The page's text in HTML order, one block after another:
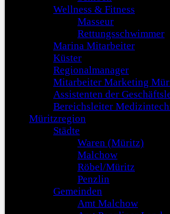
Wellness & Fitness
Masseur
Rettungsschwimmer
Marina Mitarbeiter
Küster
Regionalmanager
Mitarbeiter Marketing
Assistenten der
Bereichsleiter
Müritzregion
Städte
Waren (Müritz)
Malchow
Röbel/Müritz
Penzlin
Gemeinden
Amt Malchow